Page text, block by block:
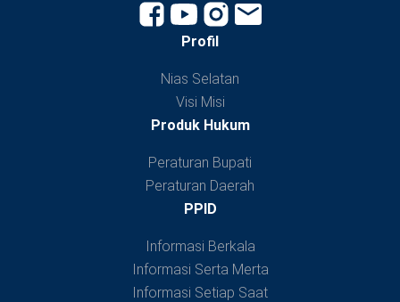
Profil
Nias Selatan
Visi Misi
Produk Hukum
Peraturan Bupati
Peraturan Daerah
PPID
Informasi Berkala
Informasi Serta Merta
Informasi Setiap Saat